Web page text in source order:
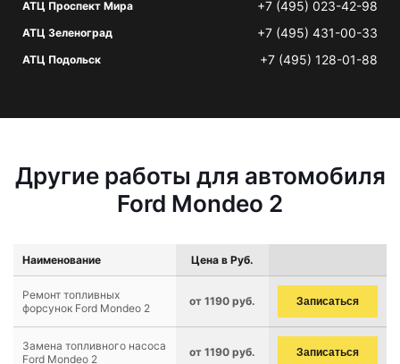
АТЦ Проспект Мира +7 (495) 023-42-98
АТЦ Зеленоград +7 (495) 431-00-33
АТЦ Подольск +7 (495) 128-01-88
Другие работы для автомобиля
Ford Mondeo 2
Наименование Цена в Руб.
Ремонт топливных
форсунок Ford Mondeo 2
от 1190 руб. Записаться
Замена топливного насоса
Ford Mondeo 2
от 1190 руб. Записаться